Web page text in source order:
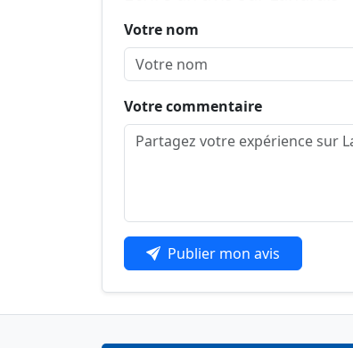
Votre nom
Votre commentaire
Publier mon avis